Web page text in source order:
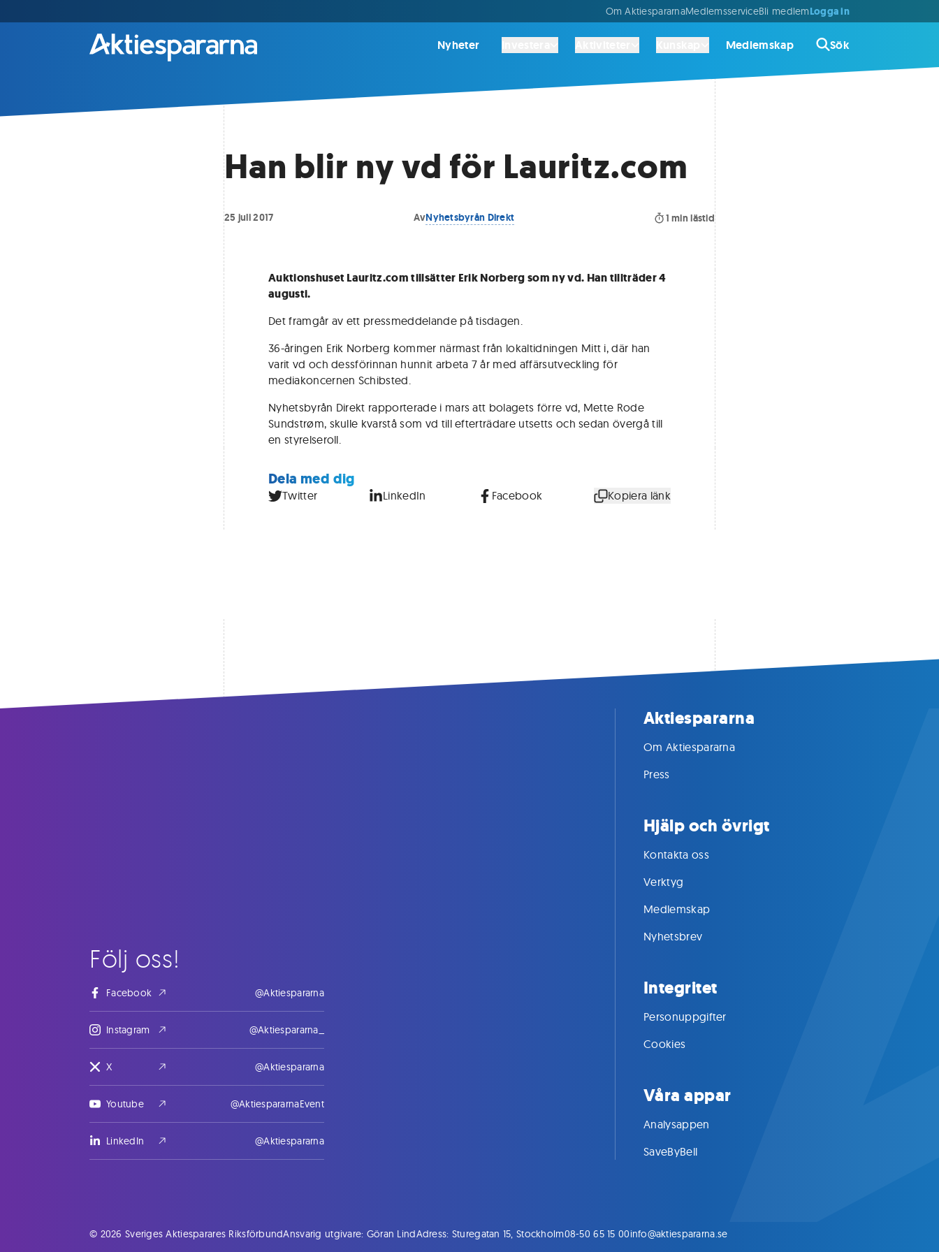
Om AktiespararnaMedlemsserviceBli medlemLogga in
Nyheter Medlemskap Sök
Han blir ny vd för Lauritz.com
25 juli 2017 AvNyhetsbyrån Direkt 1 min lästid
Auktionshuset Lauritz.com tillsätter Erik Norberg som ny vd. Han tillträder 4
augusti.
Det framgår av ett pressmeddelande på tisdagen.
36-åringen Erik Norberg kommer närmast från lokaltidningen Mitt i, där han
varit vd och dessförinnan hunnit arbeta 7 år med affärsutveckling för
mediakoncernen Schibsted.
Nyhetsbyrån Direkt rapporterade i mars att bolagets förre vd, Mette Rode
Sundstrøm, skulle kvarstå som vd till efterträdare utsetts och sedan övergå till
en styrelseroll.
Dela med dig
Twitter LinkedIn Facebook Kopiera länk
Följ oss!
Facebook @Aktiespararna
Instagram @Aktiespararna_
X @Aktiespararna
Youtube @AktiespararnaEvent
LinkedIn @Aktiespararna
Aktiespararna
Om Aktiespararna
Press
Hjälp och övrigt
Kontakta oss
Verktyg
Medlemskap
Nyhetsbrev
Integritet
Personuppgifter
Cookies
Våra appar
Analysappen
SaveByBell
© 2026 Sveriges Aktiesparares RiksförbundAnsvarig utgivare: Göran LindAdress: Sturegatan 15, Stockholm08-50 65 15 00info@aktiespararna.se